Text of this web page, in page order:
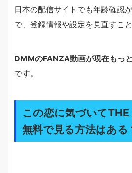
日本の配信サイトでも年齢確認
で、登録情報や設定を見直すこと
DMMのFANZA動画が現在もっ
です。
この恋に気づいて
無料で見る方法はある